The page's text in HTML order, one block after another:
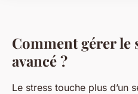
Comment gérer le
avancé ?
Le stress touche plus d’un